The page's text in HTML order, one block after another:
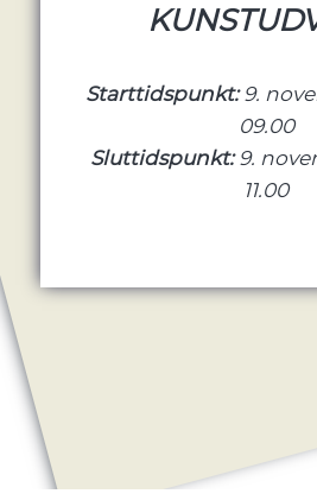
Starttidspunkt:9.
09.00
Sluttidspunkt:9.
11.00